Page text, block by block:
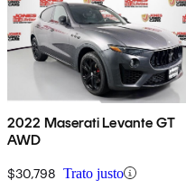
2022 Maserati Levante GT
AWD
$30,798 Trato justo